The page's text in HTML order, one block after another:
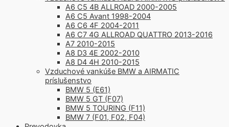
A6 C5 4B ALLROAD 2000-2005
A6 C5 Avant 1998-2004
A6 C6 4F 2004-2011
A6 C7 4G ALLROAD QUATTRO 2013-2016
A7 2010-2015
A8 D3 4E 2002-2010
A8 D4 4H 2010-2015
Vzduchové vankúše BMW a AIRMATIC
príslušenstvo
BMW 5 (E61)
BMW 5 GT (F07)
BMW 5 TOURING (F11)
BMW 7 (F01, F02, F04)